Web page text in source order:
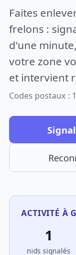
Faites
frelons :
d'une
votre zone
et intervient
Codes postaux :
ACTIVITÉ À
1
nids signalés